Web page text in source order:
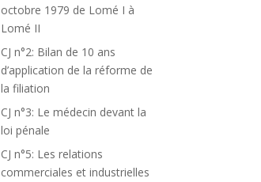
octobre 1979 de Lomé I à
Lomé II
CJ n°2: Bilan de 10 ans
d’application de la réforme de
la filiation
CJ n°3: Le médecin devant la
loi pénale
CJ n°5: Les relations
commerciales et industrielles